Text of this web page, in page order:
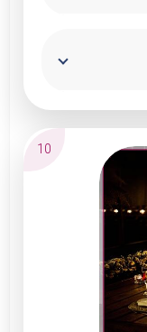
خاص ترین
درخشان
تضمینی
10